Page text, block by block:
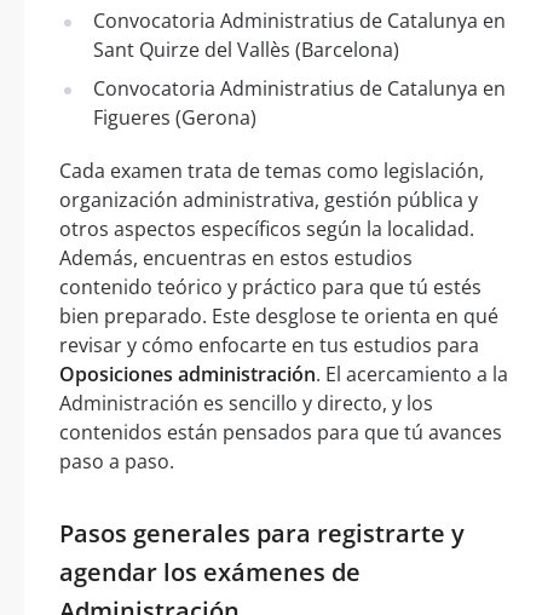
Convocatoria Administratius de Catalunya en
Sant Quirze del Vallès (Barcelona)
Convocatoria Administratius de Catalunya en
Figueres (Gerona)
Cada examen trata de temas como legislación,
organización administrativa, gestión pública y
otros aspectos específicos según la localidad.
Además, encuentras en estos estudios
contenido teórico y práctico para que tú estés
bien preparado. Este desglose te orienta en qué
revisar y cómo enfocarte en tus estudios para
Oposiciones administración. El acercamiento a la
Administración es sencillo y directo, y los
contenidos están pensados para que tú avances
paso a paso.
Pasos generales para registrarte y
agendar los exámenes de